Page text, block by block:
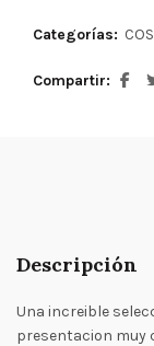
Categorías:
Compartir
Descripción
Una increible
presentacion muy